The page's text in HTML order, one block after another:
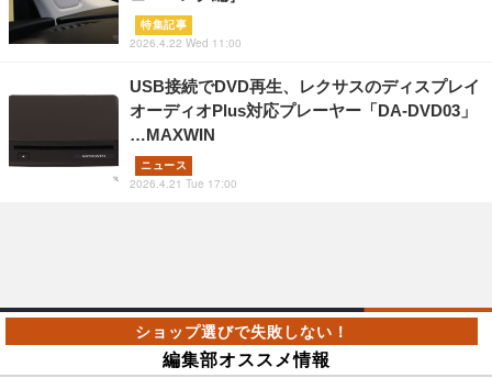
特集記事
2026.4.22 Wed 11:00
USB接続でDVD再生、レクサスのディスプレイ
オーディオPlus対応プレーヤー「DA-DVD03」
…MAXWIN
ニュース
2026.4.21 Tue 17:00
編集部オススメ情報